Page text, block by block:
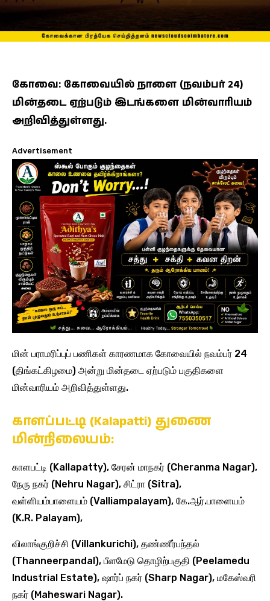
கோவை: கோவையில் நாளை (நவம்பர் 24)
மின்தடை ஏற்படும் இடங்களை மின்வாரியம்
அறிவித்துள்ளது.
Advertisement
மின் பராமரிப்புப் பணிகள் காரணமாக கோவையில் நவம்பர் 24
(திங்கட்கிழமை) அன்று மின்தடை ஏற்படும் பகுதிகளை
மின்வாரியம் அறிவித்துள்ளது.
காளப்பட்டி (Kalapatti) துணை
மின்நிலையம்:
காளபட்டி (Kallapatty), சேரன் மாநகர் (Cheranma Nagar),
நேரு நகர் (Nehru Nagar), சிட்ரா (Sitra),
வள்ளியம்பாளையம் (Valliampalayam), கே.ஆர்.பாளையம்
(K.R. Palayam),
விலாங்குறிச்சி (Villankurichi), தண்ணீர்பந்தல்
(Thanneerpandal), பீளமேடு தொழிற்பகுதி (Peelamedu
Industrial Estate), ஷார்ப் நகர் (Sharp Nagar), மகேஸ்வரி
நகர் (Maheswari Nagar).